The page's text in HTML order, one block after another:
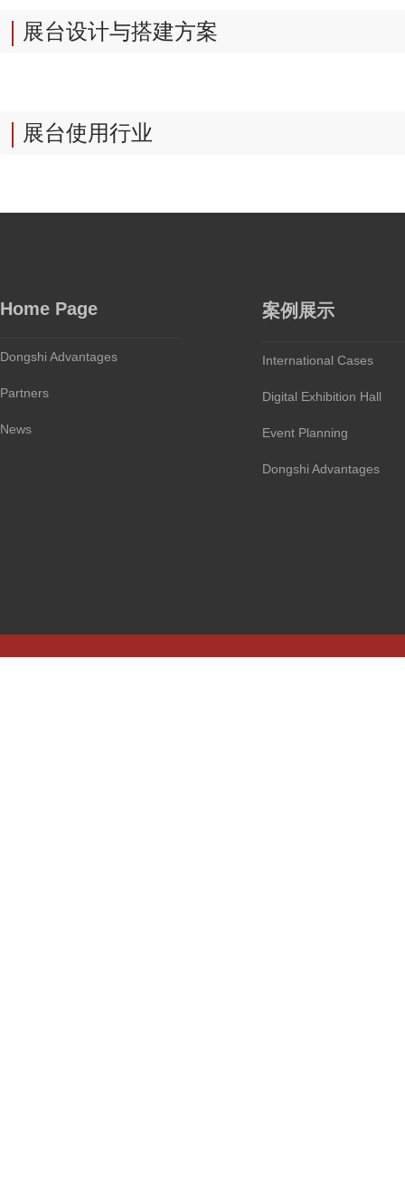
展台设计与搭建方案
展台使用行业
Home Page
Dongshi Advantages
Partners
News
案例展示
International Cases
Digital Exhibition Hall
Event Planning
Dongshi Advantages